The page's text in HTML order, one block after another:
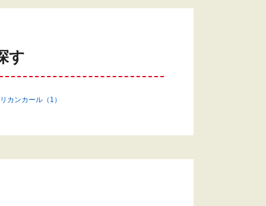
す
カンカール（1）